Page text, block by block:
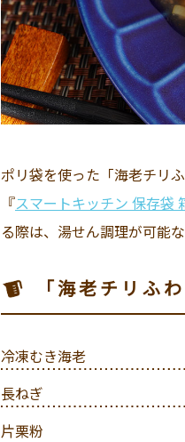
ポリ袋を使った「海老チリ
『スマートキッチン 保存袋
る際は、湯せん調理が可能
「海老チリふ
冷凍むき海老
長ねぎ
片栗粉